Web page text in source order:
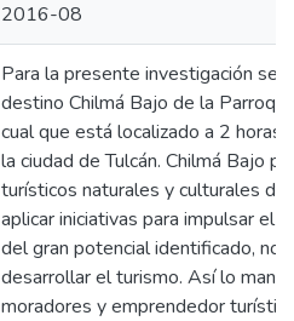
2016-08
Para la presente investigación se
destino Chilmá Bajo de la
cual que está localizado a 2
la ciudad de Tulcán. Chilmá Bajo
turísticos naturales y culturales
aplicar iniciativas para impulsar el
del gran potencial identificado, no
desarrollar el turismo. Así lo
moradores y emprendedor